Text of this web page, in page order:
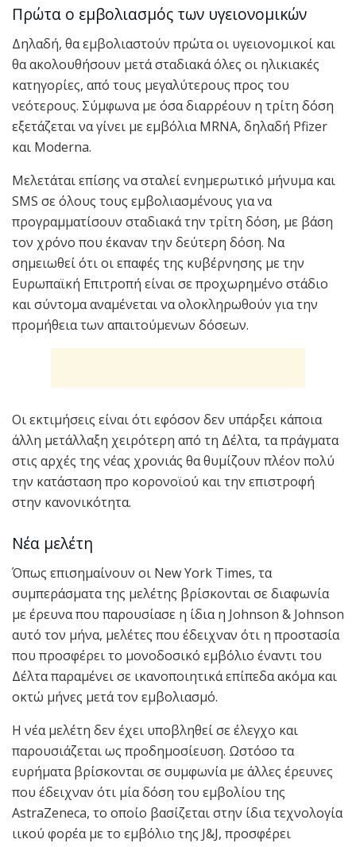
Πρώτα ο εμβολιασμός των υγειονομικών
Δηλαδή, θα εμβολιαστούν πρώτα οι υγειoνομικοί και
θα ακολουθήσουν μετά σταδιακά όλες οι ηλικιακές
κατηγορίες, από τους μεγαλύτερους προς του
νεότερους. Σύμφωνα με όσα διαρρέουν η τρίτη δόση
εξετάζεται να γίνει με εμβόλια MRNA, δηλαδή Pfizer
και Moderna.
Μελετάται επίσης να σταλεί ενημερωτικό μήνυμα και
SMS σε όλους τους εμβολιασμένους για να
προγραμματίσουν σταδιακά την τρίτη δόση, με βάση
τον χρόνο που έκαναν την δεύτερη δόση. Να
σημειωθεί ότι οι επαφές της κυβέρνησης με την
Ευρωπαϊκή Επιτροπή είναι σε προχωρημένο στάδιο
και σύντομα αναμένεται να ολοκληρωθούν για την
προμήθεια των απαιτούμενων δόσεων.
Οι εκτιμήσεις είναι ότι εφόσον δεν υπάρξει κάποια
άλλη μετάλλαξη χειρότερη από τη Δέλτα, τα πράγματα
στις αρχές της νέας χρονιάς θα θυμίζουν πλέον πολύ
την κατάσταση προ κορονοϊού και την επιστροφή
στην κανονικότητα.
Νέα μελέτη
Όπως επισημαίνουν οι New York Times, τα
συμπεράσματα της μελέτης βρίσκονται σε διαφωνία
με έρευνα που παρουσίασε η ίδια η Johnson & Johnson
αυτό τον μήνα, μελέτες που έδειχναν ότι η προστασία
που προσφέρει το μονοδοσικό εμβόλιο έναντι του
Δέλτα παραμένει σε ικανοποιητικά επίπεδα ακόμα και
οκτώ μήνες μετά τον εμβολιασμό.
Η νέα μελέτη δεν έχει υποβληθεί σε έλεγχο και
παρουσιάζεται ως προδημοσίευση. Ωστόσο τα
ευρήματα βρίσκονται σε συμφωνία με άλλες έρευνες
που έδειχναν ότι μία δόση του εμβολίου της
AstraZeneca, το οποίο βασίζεται στην ίδια τεχνολογία
ιικού φορέα με το εμβόλιο της J&J, προσφέρει